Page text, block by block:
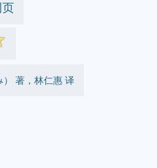
著，林仁惠 译